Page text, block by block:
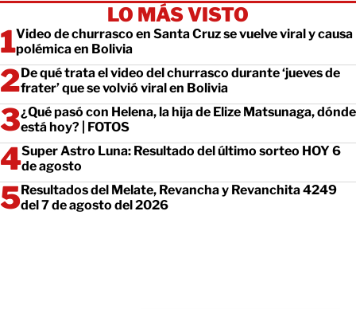
LO MÁS VISTO
Video de churrasco en Santa Cruz se vuelve viral y causa
polémica en Bolivia
De qué trata el video del churrasco durante ‘jueves de
frater’ que se volvió viral en Bolivia
¿Qué pasó con Helena, la hija de Elize Matsunaga, dónde
está hoy? | FOTOS
Super Astro Luna: Resultado del último sorteo HOY 6
de agosto
Resultados del Melate, Revancha y Revanchita 4249
del 7 de agosto del 2026